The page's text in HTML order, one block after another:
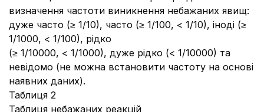
визначення частоти виникнення небажаних явищ:
дуже часто (≥ 1/10), часто (≥ 1/100, < 1/10), іноді (≥
1/1000, < 1/100), рідко
(≥ 1/10000, < 1/1000), дуже рідко (< 1/10000) та
невідомо (не можна встановити частоту на основі
наявних даних).
Таблиця 2
Таблиця небажаних реакцій